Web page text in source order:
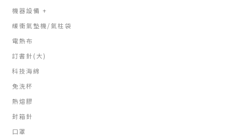
機器設備 +
緩衝氣墊機/氣柱袋
電熱布
訂書針(大)
科技海綿
免洗杯
熱熔膠
封箱針
口罩